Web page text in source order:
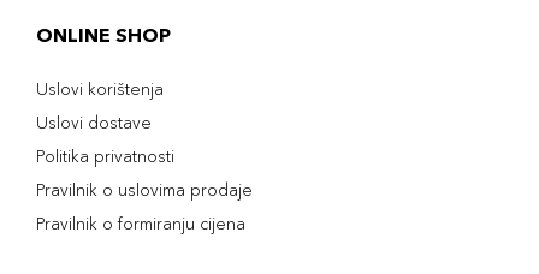
ONLINE SHOP
Uslovi korištenja
Uslovi dostave
Politika privatnosti
Pravilnik o uslovima prodaje
Pravilnik o formiranju cijena